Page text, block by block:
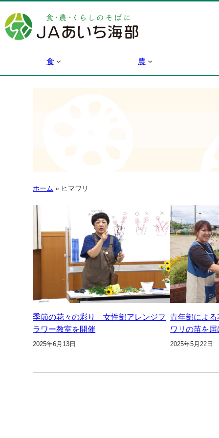
食 農
ホーム » ヒマワリ
季節の花々の彩り 女性部アレンジフ
ラワー教室を開催
2025年6月13日
青年部によ
ワリの苗を届
2025年5月22日